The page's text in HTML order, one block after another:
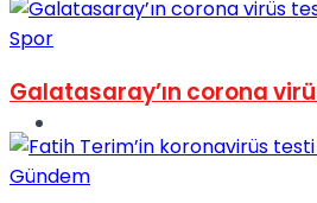
Spor
Galatasaray’ın corona
Gündem